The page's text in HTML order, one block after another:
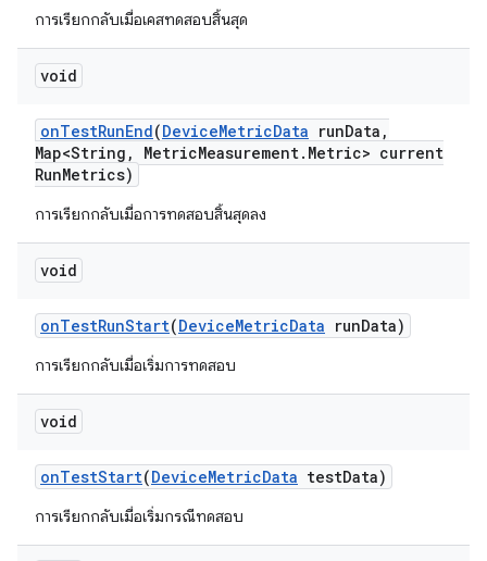
การเรียกกลับเมื่อเคสทดสอบสิ้นสุด
void
onTestRunEnd(DeviceMetricData runData ,
Map<String , MetricMeasurement. Metric> current
RunMetrics)
การเรียกกลับเมื่อการทดสอบสิ้นสุดลง
void
onTestRunStart(DeviceMetricData runData)
การเรียกกลับเมื่อเริ่มการทดสอบ
void
onTestStart(DeviceMetricData testData)
การเรียกกลับเมื่อเริ่มกรณีทดสอบ